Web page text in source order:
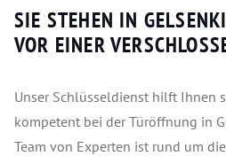
SIE STEHEN IN
VOR EINER
Unser Schlüsseldienst hilft Ihnen
kompetent bei der Türöffnung in
Team von Experten ist rund um